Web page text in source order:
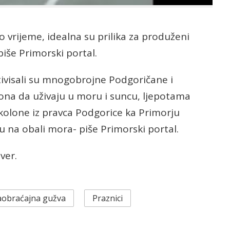
vrijeme, idealna su prilika za produženi
Primorski portal.
su mnogobrojne Podgoričane i
da uživaju u moru i suncu, ljepotama
iz pravca Podgorice ka Primorju
na obali mora- piše Primorski portal.
gužva Praznici